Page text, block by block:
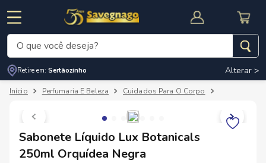
CUPOM DE DESCONTO
O que você deseja?
Retire em: Sertãozinho Alterar >
Perfumaria E Beleza Cuidados Para O Corpo
Sabonete Líquido Lux Botanicals
250ml Orquídea Negra
Termos mais buscados
cafe
3º
cerveja